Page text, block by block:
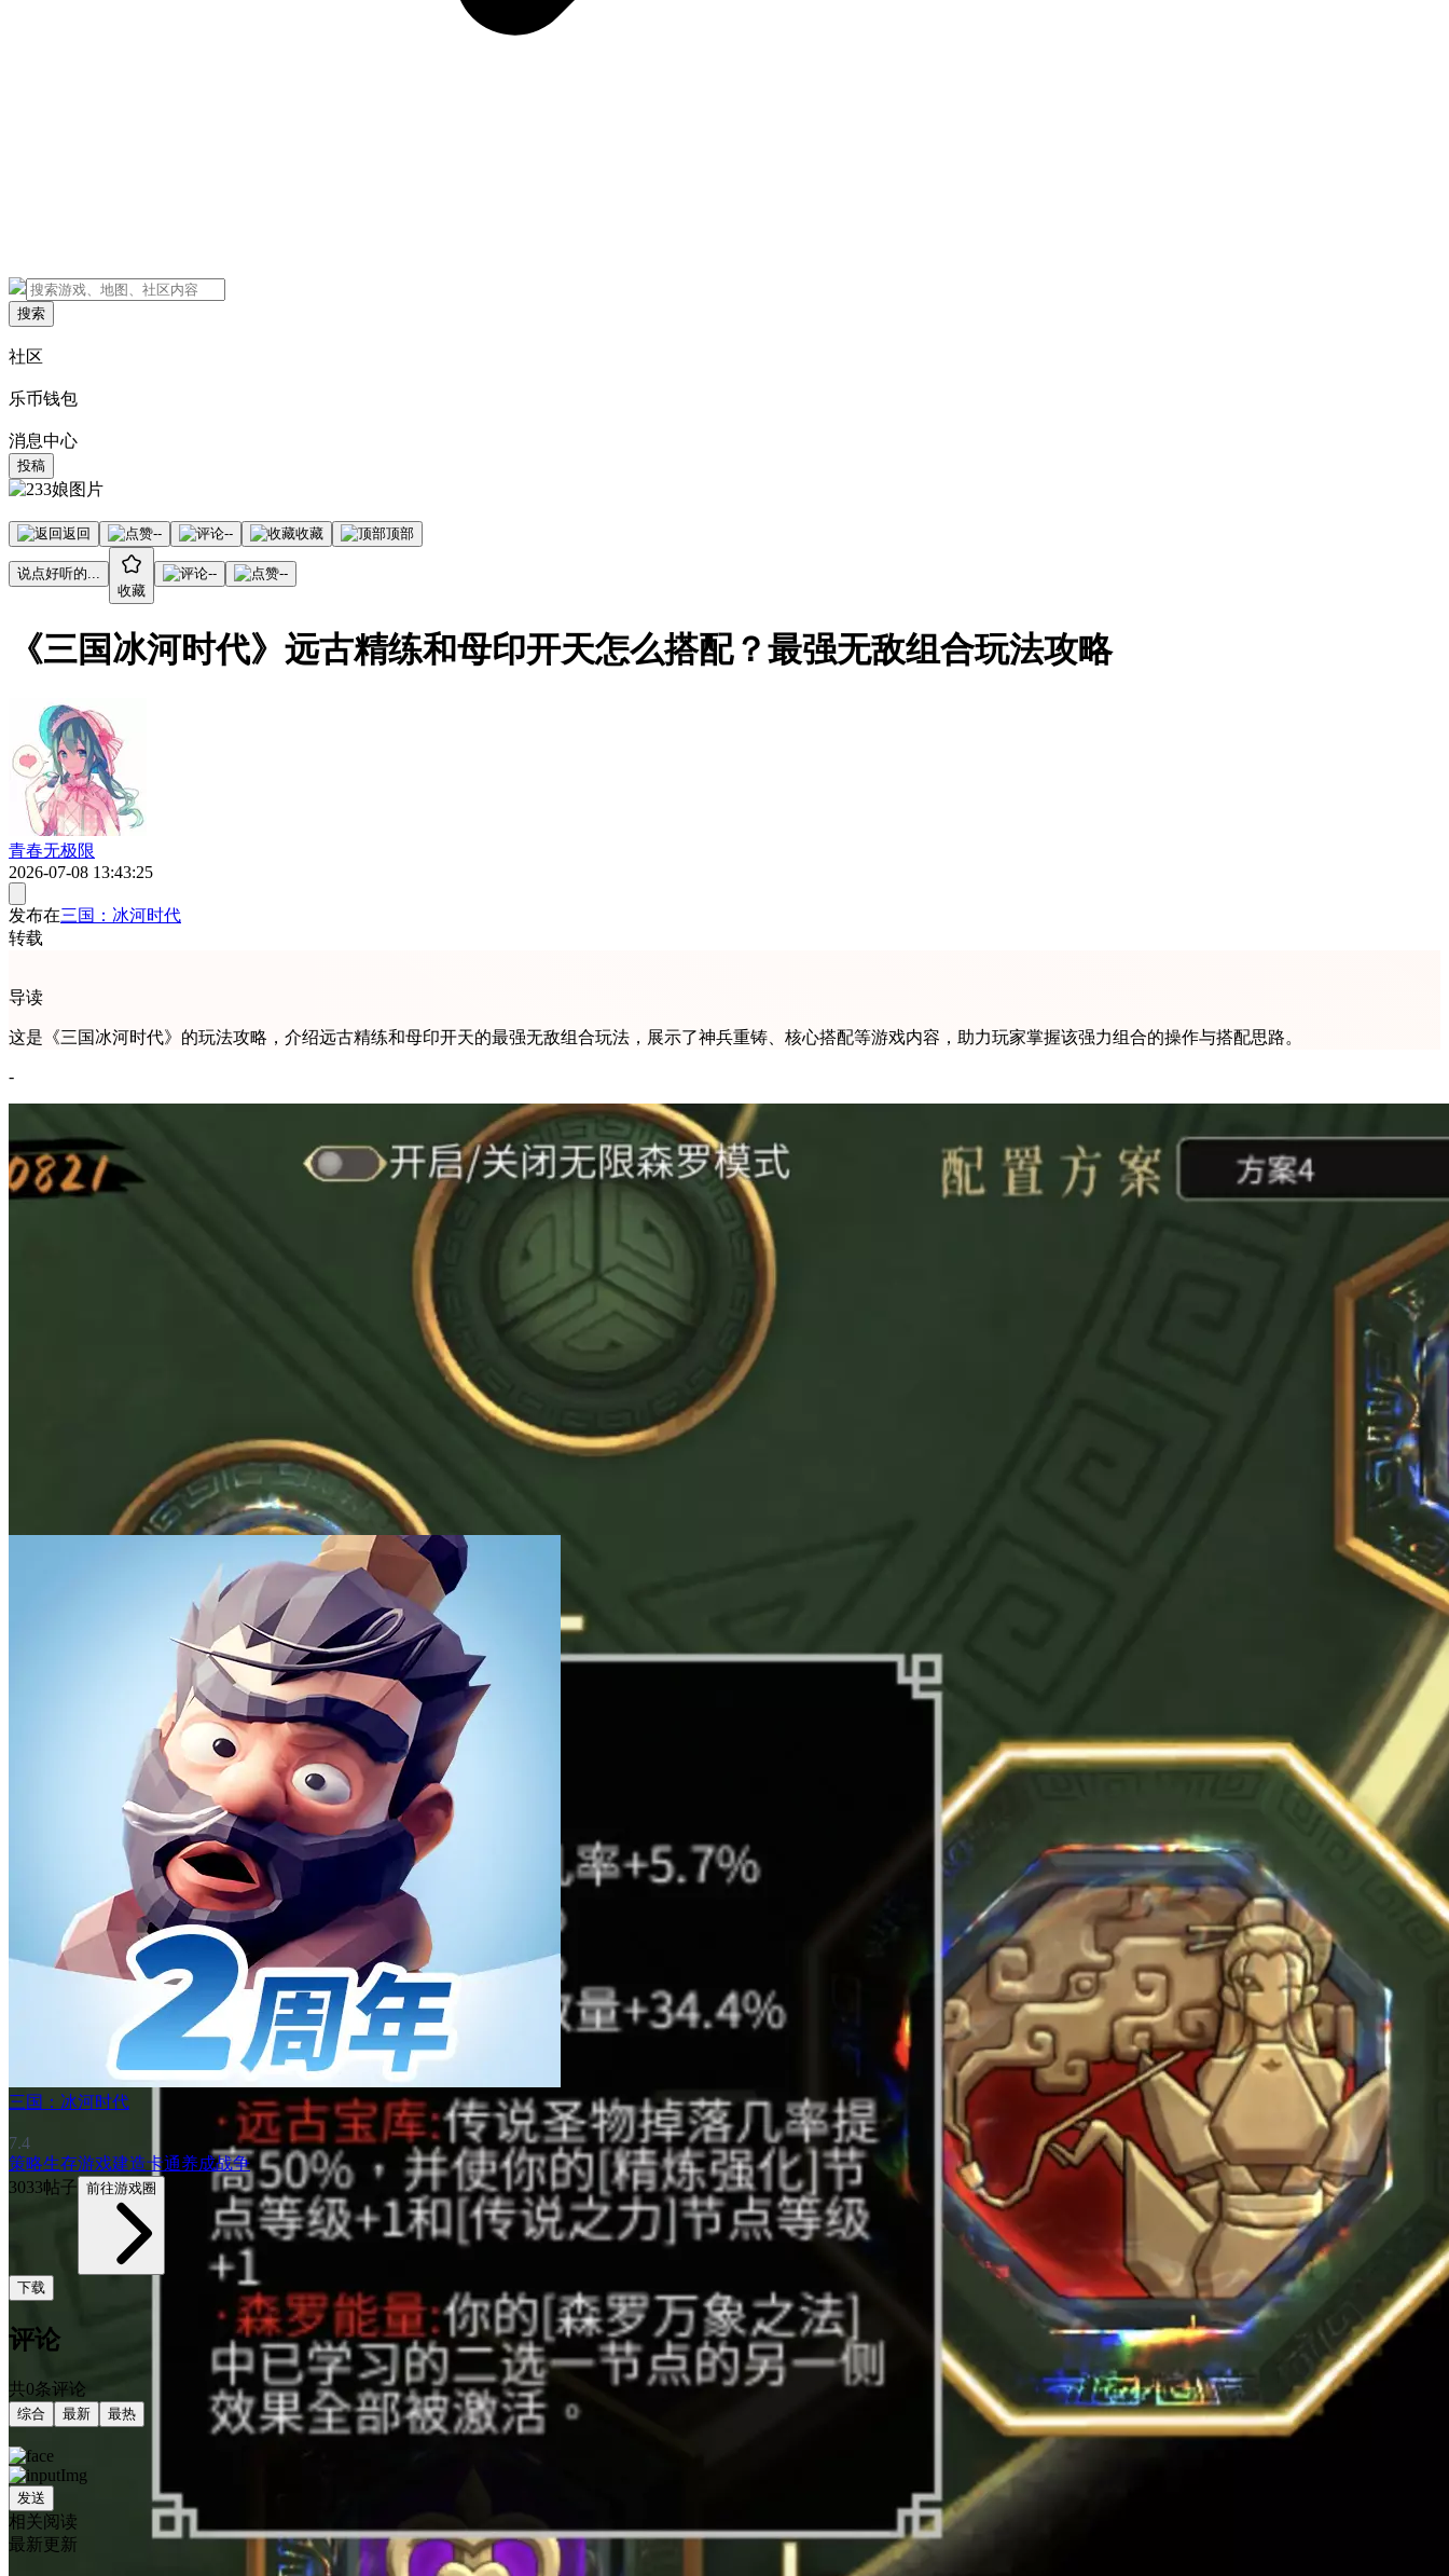
搜索
社区
乐币钱包
消息中心
投稿
返回 -- -- 收藏 顶部
说点好听的...
收藏
-- --
《三国冰河时代》远古精练和母印开天怎么搭配？最强无敌组合玩法攻略
青春无极限
2026-07-08 13:43:25
发布在三国：冰河时代
转载
导读
这是《三国冰河时代》的玩法攻略，介绍远古精练和母印开天的最强无敌组合玩法，展示了神兵重铸、核心搭配等游戏内容，助力玩家掌握该强力组合的操作与搭配思路。
-
三国：冰河时代
7.4
策略生存游戏建造卡通养成战争
3033帖子 前往游戏圈
下载
评论
共0条评论
综合 最新 最热
发送
相关阅读
最新更新